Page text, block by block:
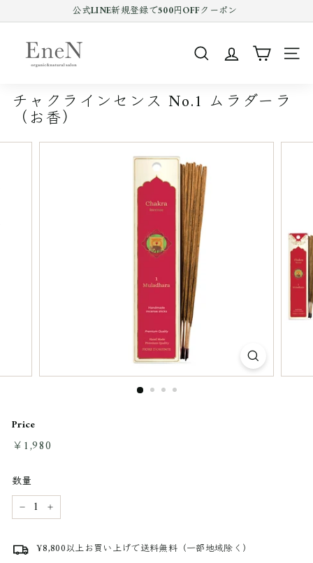
ン
る
Pause
公式LINE新規登録で500円OFFクーポン
N
o
l
SEARCH
チャクラインセンス No.1 ムラダーラ
（お香）
Price
通
金
￥1,980
数量
− +
¥8,800以上お買い上げで送料無料（一部地域除く）